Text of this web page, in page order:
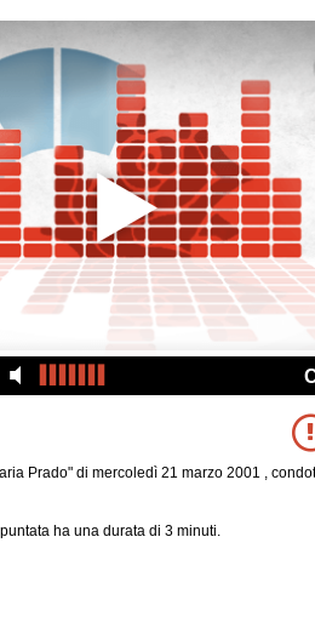
Prado" di mercoledì 21 marzo 2001 ,
ha una durata di 3 minuti.